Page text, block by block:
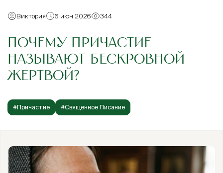
Виктория 6 июн 2026 344
ПОЧЕМУ ПРИЧАСТИЕ
НАЗЫВАЮТ БЕСКРОВНОЙ
ЖЕРТВОЙ?
#Причастие #Священное Писание